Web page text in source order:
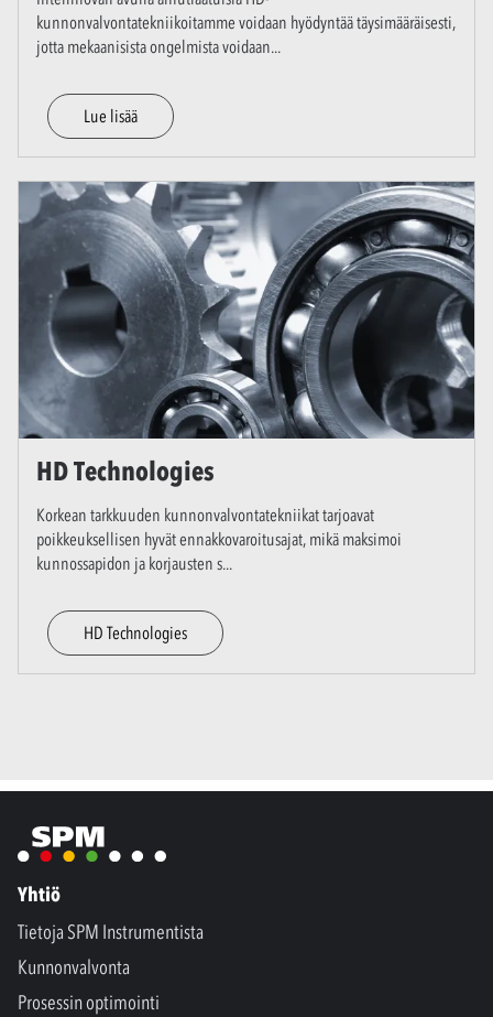
kunnonvalvontatekniikoitamme voidaan hyödyntää täysimääräisesti,
jotta mekaanisista ongelmista voidaan...
Lue lisää
HD Technologies
Korkean tarkkuuden kunnonvalvontatekniikat tarjoavat
poikkeuksellisen hyvät ennakkovaroitusajat, mikä maksimoi
kunnossapidon ja korjausten s...
HD Technologies
Yhtiö
Tietoja SPM Instrumentista
Kunnonvalvonta
Prosessin optimointi